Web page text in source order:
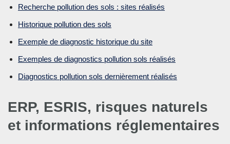
Recherche pollution des sols : sites réalisés
Historique pollution des sols
Exemple de diagnostic historique du site
Exemples de diagnostics pollution sols réalisés
Diagnostics pollution sols dernièrement réalisés
ERP, ESRIS, risques naturels
et informations réglementaires